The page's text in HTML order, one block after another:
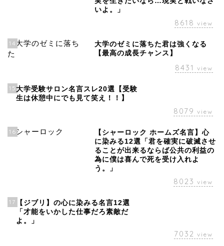
いよ。」
8618 view
14
大学のゼミに落ちた君は強くなる
【最高の成長チャンス】
8431 view
15 大学受験サロン名言スレ20選【受験
生は休憩中にでも見て笑え！！】
8079 view
16
【シャーロック ホームズ名言】心
に染みる12選「君を確実に破滅させ
ることが出来るならば公共の利益の
為に僕は喜んで死を受け入れよ
う。」
8023 view
17
【ジブリ】の心に染みる名言12選
「才能をいかした仕事だろ素敵だ
よ。」
7032 view